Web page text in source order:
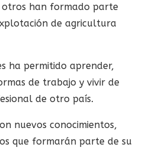
han formado parte
de agricultura
ha permitido aprender,
de trabajo y vivir de
de otro país.
nuevos conocimientos,
que formarán parte de su